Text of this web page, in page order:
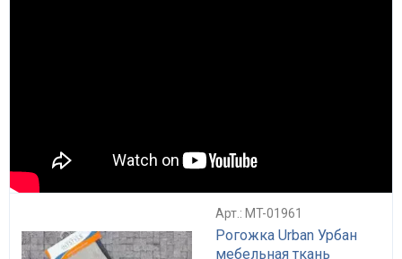
Арт.: MT-01961
Рогожка Urban Урбан
мебельная ткань